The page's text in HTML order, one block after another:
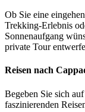
Ob Sie eine
Trekking-Erlebnis
Sonnenaufgang
private Tour
Reisen nach
Begeben Sie sich
faszinierenden